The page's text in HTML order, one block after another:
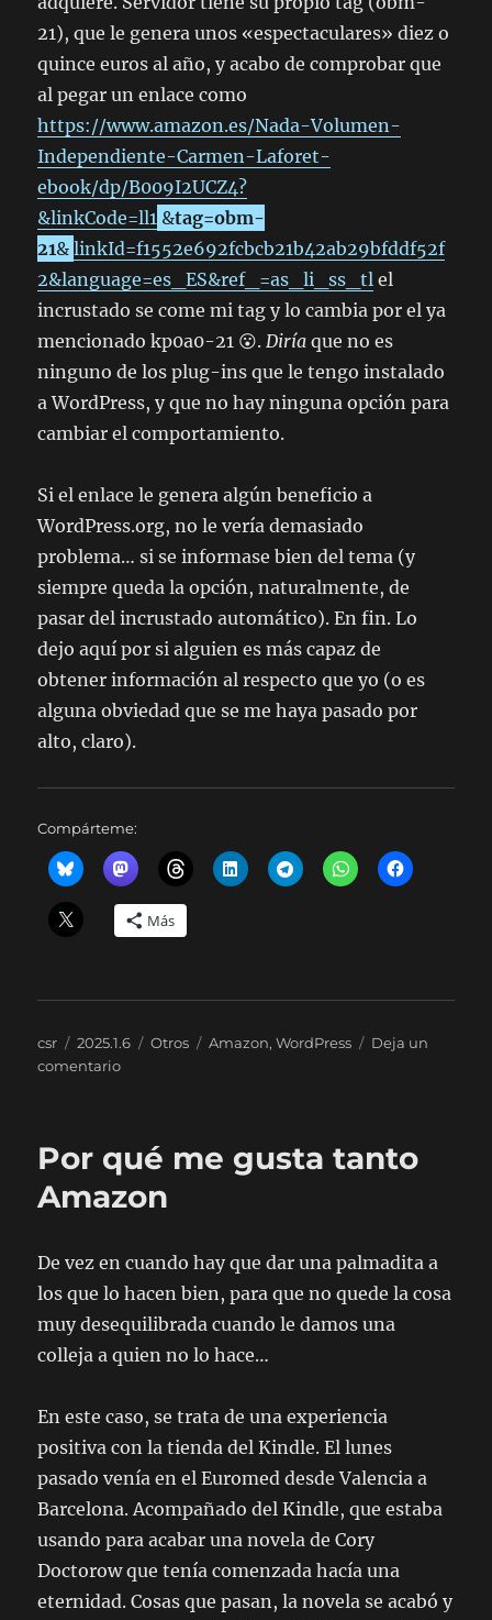
21), que le genera unos «espectaculares» diez o
quince euros al año, y acabo de comprobar que
al pegar un enlace como
https://www.amazon.es/Nada-Volumen-
Independiente-Carmen-Laforet-
ebook/dp/B009I2UCZ4?
&linkCode=ll1 &tag=obm-
21& linkId=f1552e692fcbcb21b42ab29bfddf52f
2&language=es_ES&ref_=as_li_ss_tl el
incrustado se come mi tag y lo cambia por el ya
mencionado kp0a0-21 😮.Diríaque no es
ninguno de los plug-ins que le tengo instalado
a WordPress, y que no hay ninguna opción para
cambiar el comportamiento.
Si el enlace le genera algún beneficio a
WordPress.org, no le vería demasiado
problema… si se informase bien del tema (y
siempre queda la opción, naturalmente, de
pasar del incrustado automático). En fin. Lo
dejo aquí por si alguien es más capaz de
obtener información al respecto que yo (o es
alguna obviedad que se me haya pasado por
alto, claro).
Compárteme:
Más
Autor
csr
Publicado
el
2025.1.6 Categorías
Otros Etiquetas
Amazon,WordPress
Deja un
comentarioen
de
WordPress
y…
Por qué me gusta tanto
Amazon
De vez en cuando hay que dar una palmadita a
los que lo hacen bien, para que no quede la cosa
muy desequilibrada cuando le damos una
colleja a quien no lo hace…
En este caso, se trata de una experiencia
positiva con la tienda del Kindle. El lunes
pasado venía en el Euromed desde Valencia a
Barcelona. Acompañado del Kindle, que estaba
usando para acabar una novela de Cory
Doctorow que tenía comenzada hacía una
eternidad. Cosas que pasan, la novela se acabó y